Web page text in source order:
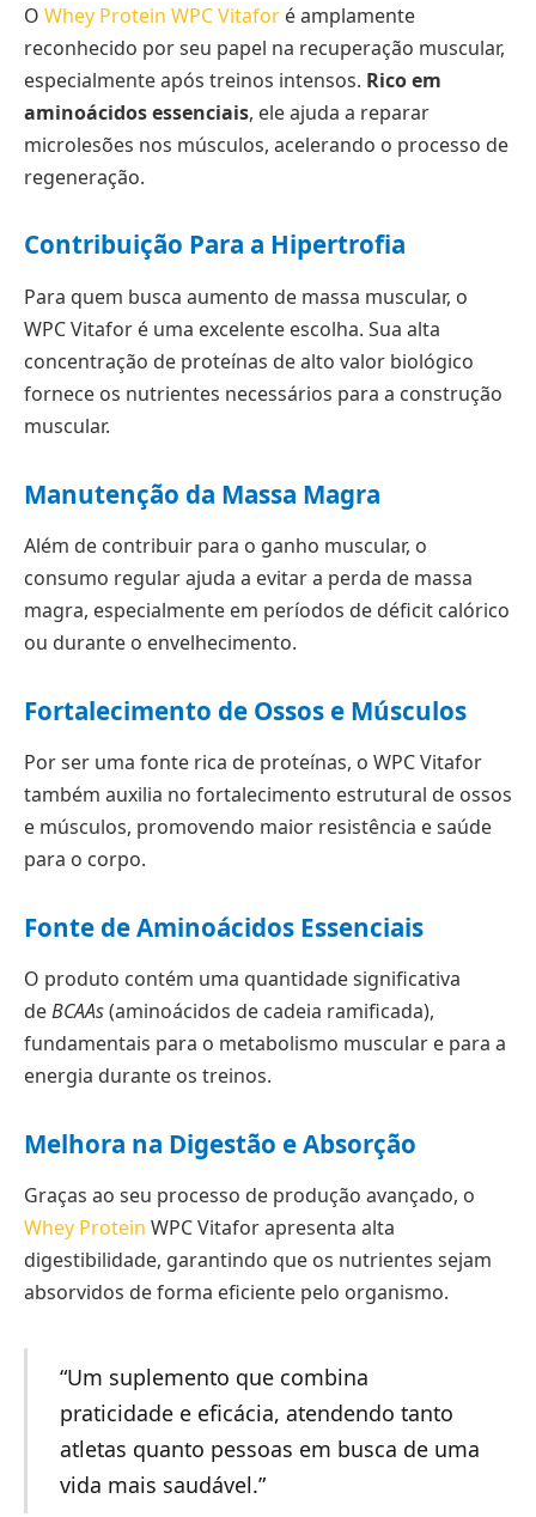
O Whey Protein WPC Vitafor é amplamente
reconhecido por seu papel na recuperação muscular,
especialmente após treinos intensos. Rico em
aminoácidos essenciais, ele ajuda a reparar
microlesões nos músculos, acelerando o processo de
regeneração.
Contribuição Para a Hipertrofia
Para quem busca aumento de massa muscular, o
WPC Vitafor é uma excelente escolha. Sua alta
concentração de proteínas de alto valor biológico
fornece os nutrientes necessários para a construção
muscular.
Manutenção da Massa Magra
Além de contribuir para o ganho muscular, o
consumo regular ajuda a evitar a perda de massa
magra, especialmente em períodos de déficit calórico
ou durante o envelhecimento.
Fortalecimento de Ossos e Músculos
Por ser uma fonte rica de proteínas, o WPC Vitafor
também auxilia no fortalecimento estrutural de ossos
e músculos, promovendo maior resistência e saúde
para o corpo.
Fonte de Aminoácidos Essenciais
O produto contém uma quantidade significativa
deBCAAs(aminoácidos de cadeia ramificada),
fundamentais para o metabolismo muscular e para a
energia durante os treinos.
Melhora na Digestão e Absorção
Graças ao seu processo de produção avançado, o
Whey Protein WPC Vitafor apresenta alta
digestibilidade, garantindo que os nutrientes sejam
absorvidos de forma eficiente pelo organismo.
“Um suplemento que combina
praticidade e eficácia, atendendo tanto
atletas quanto pessoas em busca de uma
vida mais saudável.”